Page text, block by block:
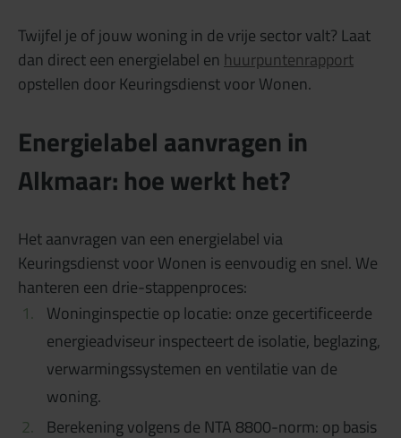
Twijfel je of jouw woning in de vrije sector valt? Laat
dan direct een energielabel en huurpuntenrapport
opstellen door Keuringsdienst voor Wonen.
Energielabel aanvragen in
Alkmaar: hoe werkt het?
Het aanvragen van een energielabel via
Keuringsdienst voor Wonen is eenvoudig en snel. We
hanteren een drie-stappenproces:
Woninginspectie op locatie: onze gecertificeerde
energieadviseur inspecteert de isolatie, beglazing,
verwarmingssystemen en ventilatie van de
woning.
Berekening volgens de NTA 8800-norm: op basis